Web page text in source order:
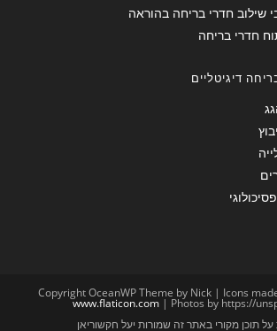
שילוב חדרי בריחה בהוראה
דיגיטליים
Copyright OceanWP Theme by Nick | Icons
www.flaticon.com | Photos by https://
על תוכן מקורי באתר זה שמורות יעל חקשוריאן